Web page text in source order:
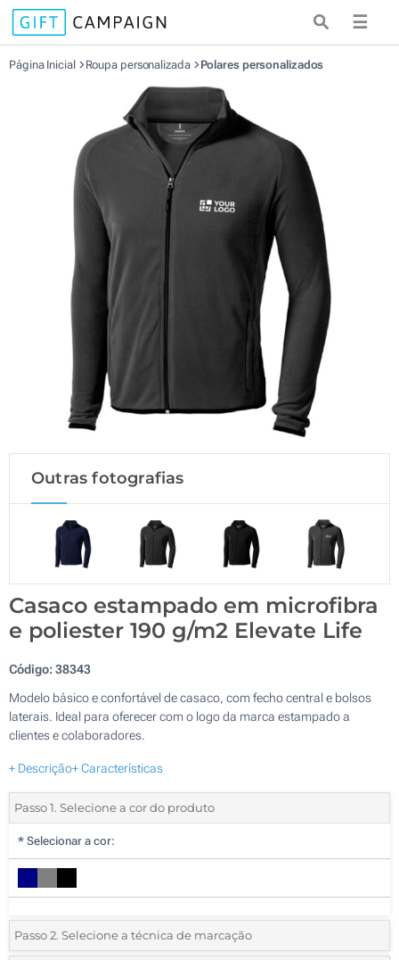
☰
Página Inicial Roupa personalizada Polares personalizados
Outras fotografias
Casaco estampado em microfibra
e poliester 190 g/m2 Elevate Life
Código:38343
Modelo básico e confortável de casaco, com fecho central e bolsos
laterais. Ideal para oferecer com o logo da marca estampado a
clientes e colaboradores.
+ Descrição+ Características
Passo 1. Selecione a cor do produto
* Selecionar a cor:
Passo 2. Selecione a técnica de marcação